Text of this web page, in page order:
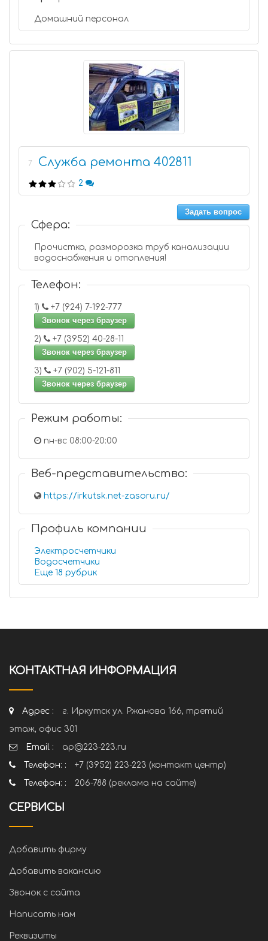
Домашний персонал
7 Служба ремонта 402811
2
Задать вопрос
Сфера:
Прочистка, разморозка труб канализации
водоснабжения и отопления!
Телефон:
1)
+7 (924) 7-192-777
Звонок через браузер
2)
+7 (3952) 40-28-11
Звонок через браузер
3)
+7 (902) 5-121-811
Звонок через браузер
Режим работы:
пн-вс 08:00-20:00
Веб-представительство:
https://irkutsk.net-zasoru.ru/
Профиль компании
Электросчетчики
Водосчетчики
Еще 18 рубрик
КОНТАКТНАЯ ИНФОРМАЦИЯ
Адрес :
г. Иркутск ул. Ржанова 166, третий
этаж, офис 301
Email :
ap@223-223.ru
Телефон: :
+7 (3952) 223-223 (контакт центр)
Телефон: :
206-788 (реклама на сайте)
СЕРВИСЫ
Добавить фирму
Добавить вакансию
Звонок с сайта
Написать нам
Реквизиты